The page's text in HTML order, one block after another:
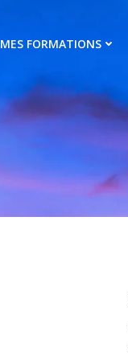
MES FORMATIONS